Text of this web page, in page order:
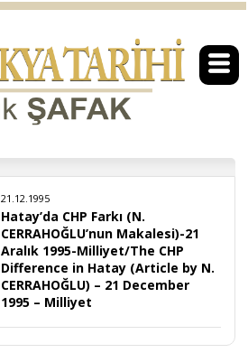
21.12.1995
Hatay’da CHP Farkı (N.
CERRAHOĞLU’nun Makalesi)-21
Aralık 1995-Milliyet/The CHP
Difference in Hatay (Article by N.
CERRAHOĞLU) – 21 December
1995 – Milliyet